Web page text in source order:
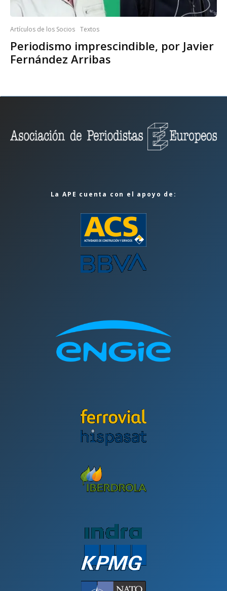
Artículos de los Socios Textos
Periodismo imprescindible, por Javier
Fernández Arribas
La APE cuenta con el apoyo de: